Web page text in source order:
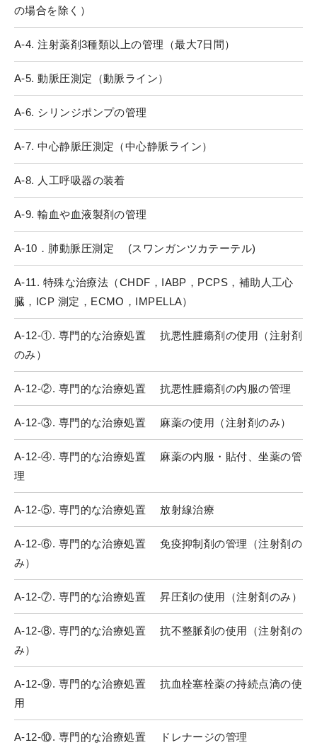
の場合を除く）
A-4. 注射薬剤3種類以上の管理（最大7日間）
A-5. 動脈圧測定（動脈ライン）
A-6. シリンジポンプの管理
A-7. 中心静脈圧測定（中心静脈ライン）
A-8. 人工呼吸器の装着
A-9. 輸血や血液製剤の管理
A-10．肺動脈圧測定 (スワンガンツカテーテル)
A-11. 特殊な治療法（CHDF，IABP，PCPS，補助人工心
臓，ICP 測定，ECMO，IMPELLA）
A-12-①. 専門的な治療処置 抗悪性腫瘍剤の使用（注射剤
のみ）
A-12-②. 専門的な治療処置 抗悪性腫瘍剤の内服の管理
A-12-③. 専門的な治療処置 麻薬の使用（注射剤のみ）
A-12-④. 専門的な治療処置 麻薬の内服・貼付、坐薬の管
理
A-12-⑤. 専門的な治療処置 放射線治療
A-12-⑥. 専門的な治療処置 免疫抑制剤の管理（注射剤の
み）
A-12-⑦. 専門的な治療処置 昇圧剤の使用（注射剤のみ）
A-12-⑧. 専門的な治療処置 抗不整脈剤の使用（注射剤の
み）
A-12-⑨. 専門的な治療処置 抗血栓塞栓薬の持続点滴の使
用
A-12-⑩. 専門的な治療処置 ドレナージの管理